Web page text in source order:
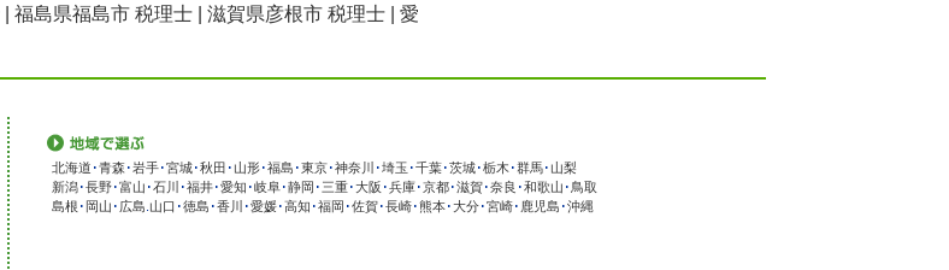
福島県福島市 税理士 滋賀県彦根市 税理士
愛
北海道 ･青森･岩手･宮城･秋田 ･ 山形･福島 ･東京･神奈川 ･埼玉 ･千葉･茨城･栃木 ･群馬･ 山梨
新潟･長野･富山 ･石川 ･福井･愛知 ･岐阜･静岡 ･ 三重･大阪 ･兵庫･京都･滋賀･奈良 ･和歌山 ･ 鳥取
島根 ･ 岡山 ･ 広島 山口 ･徳島 ･香川 ･愛媛･高知 ･福岡 ･佐賀･長崎･熊本･大分･宮崎･ 鹿児島 ･沖縄